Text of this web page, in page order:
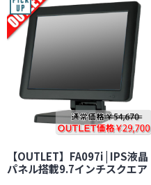
【OUTLET】FA097i | IPS液晶
パネル搭載9.7インチスクエア